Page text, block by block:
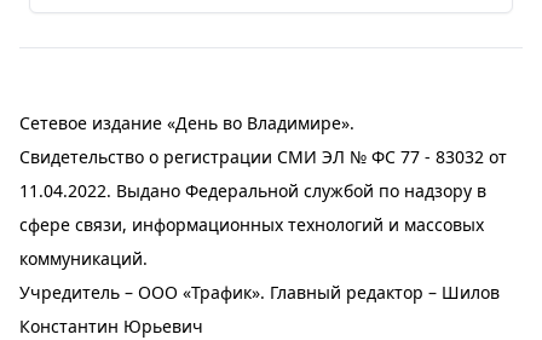
Сетевое издание «День во Владимире».
Свидетельство о регистрации СМИ ЭЛ № ФС 77 - 83032 от
11.04.2022. Выдано Федеральной службой по надзору в
сфере связи, информационных технологий и массовых
коммуникаций.
Учредитель – ООО «Трафик». Главный редактор – Шилов
Константин Юрьевич